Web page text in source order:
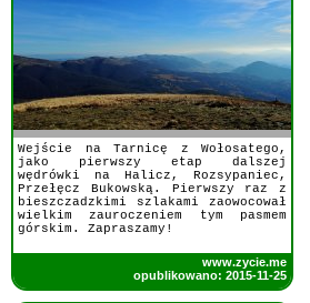
Wejście na Tarnicę z Wołosatego,
jako pierwszy etap dalszej
wędrówki na Halicz, Rozsypaniec,
Przełęcz Bukowską. Pierwszy raz z
bieszczadzkimi szlakami zaowocował
wielkim zauroczeniem tym pasmem
górskim. Zapraszamy!
www.zycie.me
opublikowano: 2015-11-25